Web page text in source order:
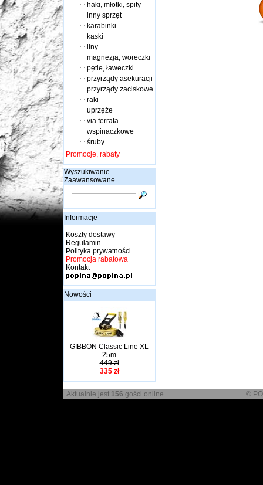
haki, młotki, spity
inny sprzęt
karabinki
kaski
liny
magnezja, woreczki
pętle, ławeczki
przyrządy asekuracji
przyrządy zaciskowe
raki
uprzęże
via ferrata
wspinaczkowe
śruby
Promocje, rabaty
Wyszukiwanie
Zaawansowane
Informacje
Koszty dostawy
Regulamin
Polityka prywatności
Promocja rabatowa
Kontakt
Nowości
GIBBON Classic Line XL
25m
449 zł
335 zł
Aktualnie jest 156 gości online ©